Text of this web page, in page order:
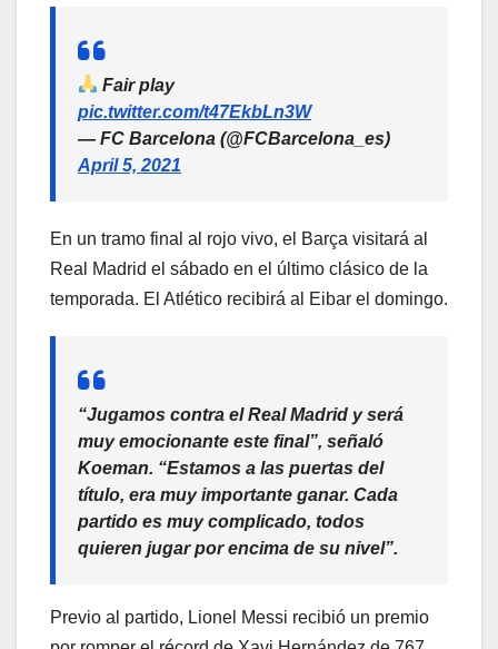
Fair play
pic.twitter.com/t47EkbLn3W
— FC Barcelona (@FCBarcelona_es)
April 5, 2021
En un tramo final al rojo vivo, el Barça visitará al
Real Madrid el sábado en el último clásico de la
temporada. El Atlético recibirá al Eibar el domingo.
“Jugamos contra el Real Madrid y será
muy emocionante este final”, señaló
Koeman. “Estamos a las puertas del
título, era muy importante ganar. Cada
partido es muy complicado, todos
quieren jugar por encima de su nivel”.
Previo al partido, Lionel Messi recibió un premio